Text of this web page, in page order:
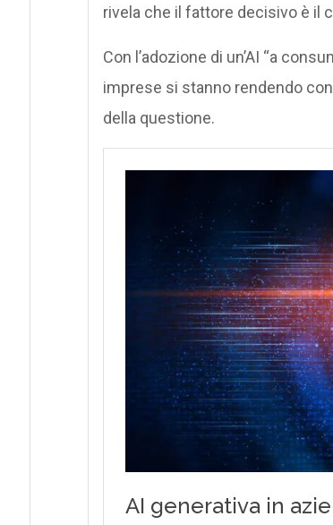
rivela che il fattore decisivo è il
Con l’adozione di un’AI “a
imprese si stanno rendendo
della questione.